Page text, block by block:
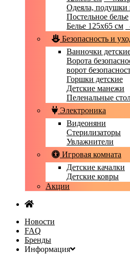
Одеяла, подушки
Постельное белье
Белье 125x65 см
Безопасность и
Ванночки
Ворота
ворот
Горшки детские
Детские манежи
Пеленальные
Электроника
Видеоняни
Стерилизаторы
Увлажнители
Игровая комната
Детские качалки
Детские ковры
Акции
Новости
FAQ
Бренды
Информация